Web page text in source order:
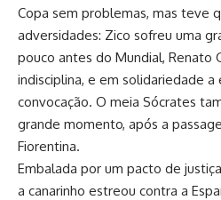
Copa sem problemas, mas teve
adversidades: Zico sofreu uma
pouco antes do Mundial, Renato
indisciplina, e em solidariedade a
convocação. O meia Sócrates
grande momento, após a
Fiorentina.
Embalada por um pacto de
a canarinho estreou contra a